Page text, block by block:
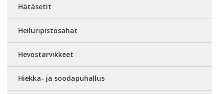
Hätäsetit
Heiluripistosahat
Hevostarvikkeet
Hiekka- ja soodapuhallus